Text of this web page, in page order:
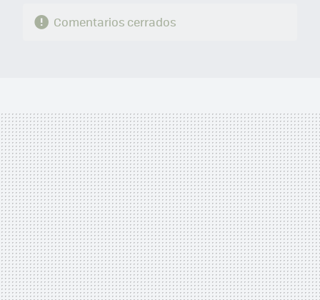
Comentarios cerrados